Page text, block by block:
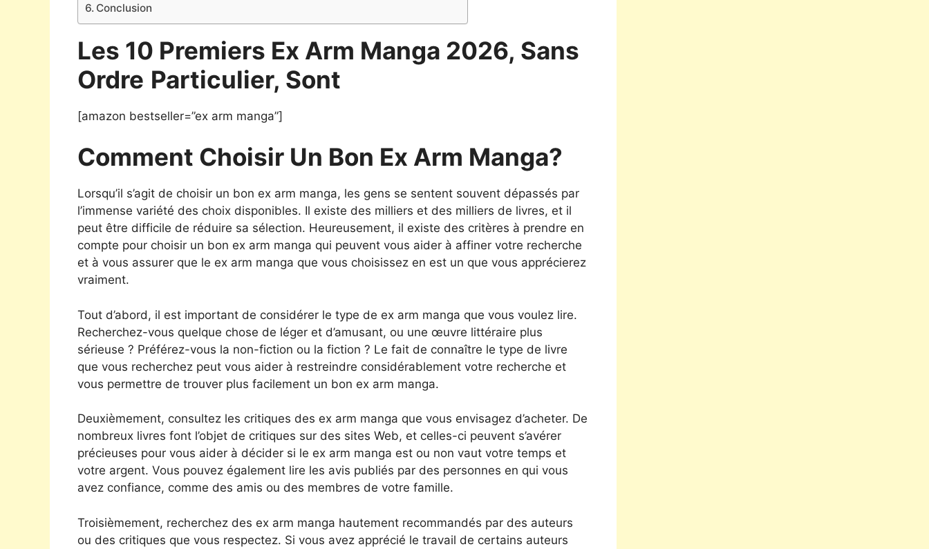
Conclusion
Les 10 Premiers Ex Arm Manga 2026, Sans
Ordre Particulier, Sont
[amazon bestseller=”ex arm manga”]
Comment Choisir Un Bon Ex Arm Manga?
Lorsqu’il s’agit de choisir un bon ex arm manga, les gens se sentent souvent dépassés par
l’immense variété des choix disponibles. Il existe des milliers et des milliers de livres, et il
peut être difficile de réduire sa sélection. Heureusement, il existe des critères à prendre en
compte pour choisir un bon ex arm manga qui peuvent vous aider à affiner votre recherche
et à vous assurer que le ex arm manga que vous choisissez en est un que vous apprécierez
vraiment.
Tout d’abord, il est important de considérer le type de ex arm manga que vous voulez lire.
Recherchez-vous quelque chose de léger et d’amusant, ou une œuvre littéraire plus
sérieuse ? Préférez-vous la non-fiction ou la fiction ? Le fait de connaître le type de livre
que vous recherchez peut vous aider à restreindre considérablement votre recherche et
vous permettre de trouver plus facilement un bon ex arm manga.
Deuxièmement, consultez les critiques des ex arm manga que vous envisagez d’acheter. De
nombreux livres font l’objet de critiques sur des sites Web, et celles-ci peuvent s’avérer
précieuses pour vous aider à décider si le ex arm manga est ou non vaut votre temps et
votre argent. Vous pouvez également lire les avis publiés par des personnes en qui vous
avez confiance, comme des amis ou des membres de votre famille.
Troisièmement, recherchez des ex arm manga hautement recommandés par des auteurs
ou des critiques que vous respectez. Si vous avez apprécié le travail de certains auteurs